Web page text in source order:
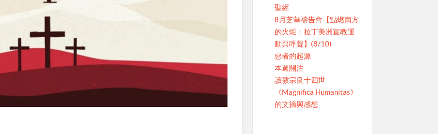
聖經
8月芝華禱告會【點燃南方
的火炬：拉丁美洲宣教運
動與呼聲】(8/10)
惡者的起源
本週關注
讀教宗良十四世
《Magnifica Humanitas》
的文摘與感想